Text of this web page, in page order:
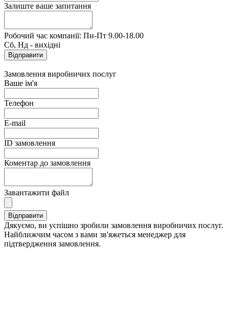
Залиште ваше запитання
Робочий час компанії: Пн-Пт 9.00-18.00
Сб, Нд - вихідні
Замовлення виробничих послуг
Ваше ім'я
Телефон
E-mail
ID замовлення
Коментар до замовлення
Завантажити файл
Дякуємо, ви успішно зробили замовлення виробничих послуг.
Найближчим часом з вами зв'яжеться менеджер для
підтвердження замовлення.